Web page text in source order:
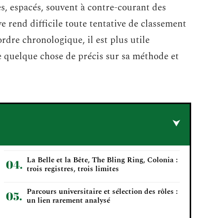
espacés, souvent à contre-courant des
rend difficile toute tentative de classement
chronologique, il est plus utile
chose de précis sur sa méthode et
La Belle et la Bête, The Bling Ring, Colonia :
trois registres, trois limites
Parcours universitaire et sélection des rôles :
un lien rarement analysé